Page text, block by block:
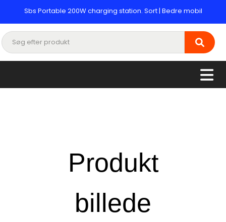
Sbs Portable 200W charging station. Sort | Bedre mobil